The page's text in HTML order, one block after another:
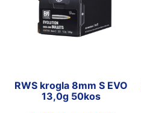
RWS krogla 8mm S EVO
13,0g 50kos